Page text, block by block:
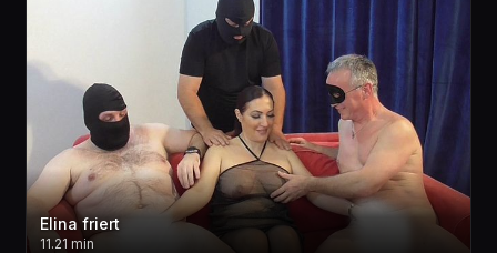
Elina friert
11.21 min